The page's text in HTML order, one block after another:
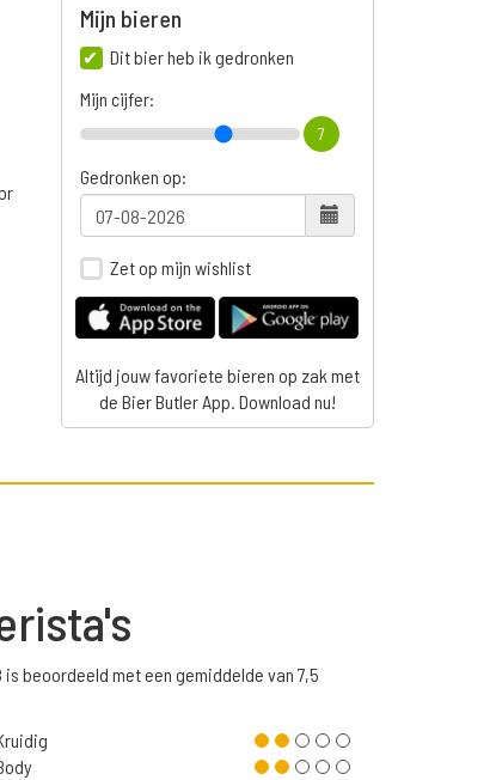
Mijn bieren
Dit bier heb ik gedronken
Mijn cijfer:
7
Gedronken op:
Zet op mijn wishlist
Altijd jouw favoriete bieren op zak met
de Bier Butler App. Download nu!
is beoordeeld met een gemiddelde van 7,5